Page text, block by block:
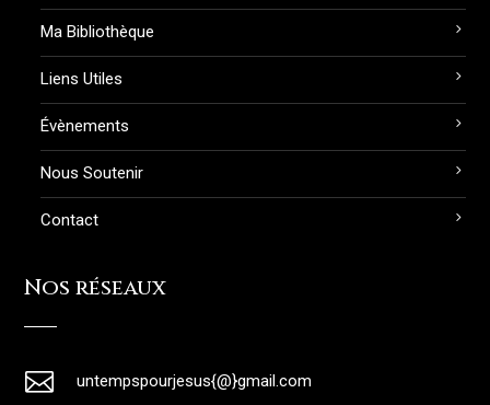
Ma Bibliothèque
Liens Utiles
Évènements
Nous Soutenir
Contact
Nos réseaux
 untempspourjesus{@}gmail.com